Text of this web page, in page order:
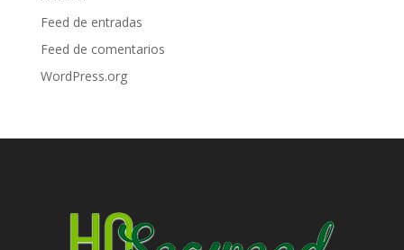
Feed de entradas
Feed de comentarios
WordPress.org